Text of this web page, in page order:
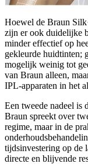
Hoewel de Braun
zijn er ook duidelijke
minder effectief op
gekleurde huidtinten;
mogelijk weinig tot
van Braun alleen,
IPL-apparaten in het
Een tweede nadeel is
Braun spreekt over
regime, maar in de
tijdsinvestering op de
directe en blijvende